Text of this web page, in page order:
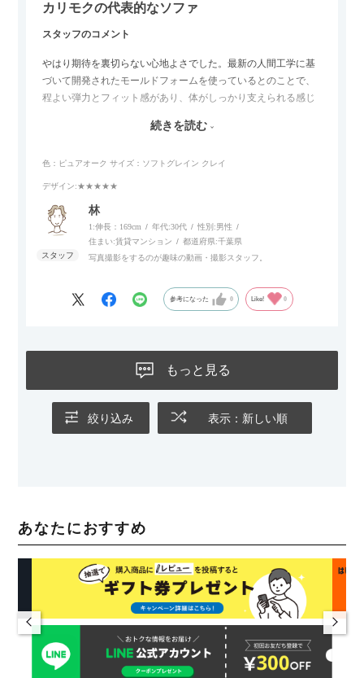
カリモクの代表的なソファ
スタッフのコメント
やはり期待を裏切らない心地よさでした。最新の人間工学に基
づいて開発されたモールドフォームを使っているとのことで、
程よい弾力とフィット感があり、体がしっかり支えられる感じ
リラックスタイムによさそうでした。回転タイプなので、個人
す。
続きを読む
色：ピュアオーク サイズ：ソフトグレイン クレイ
デザイン:★★★★★
林
1:伸長：169cm 年代:30代 性別:男性
住まい:賃貸マンション 都道府県:千葉県
写真撮影をするのが趣味の動画・撮影スタッフ。
参考になった 0 Like! 0
もっと見る
絞り込み 表示：新しい順
あなたにおすすめ